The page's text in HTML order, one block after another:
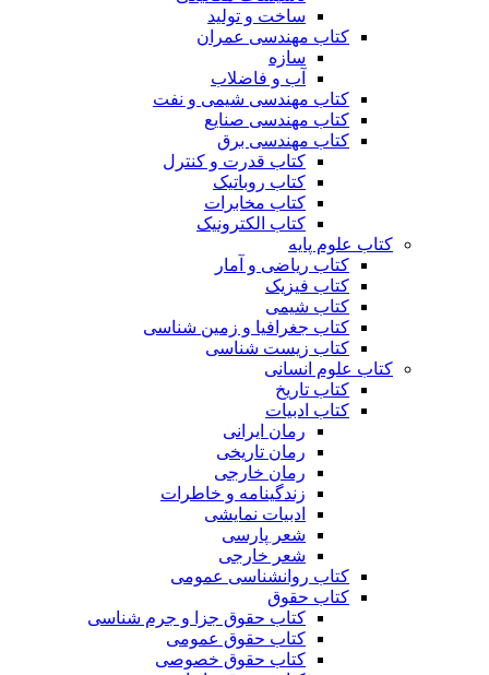
ساخت و تولید
کتاب مهندسی عمران
سازه
آب و فاضلاب
کتاب مهندسی شیمی و نفت
کتاب مهندسی صنایع
کتاب مهندسی برق
کتاب قدرت و کنترل
کتاب روباتیک
کتاب مخابرات
کتاب الکترونیک
کتاب علوم پایه
کتاب ریاضی و آمار
کتاب فیزیک
کتاب شیمی
کتاب جغرافیا و زمین شناسی
کتاب زیست شناسی
کتاب علوم انسانی
کتاب تاریخ
کتاب ادبیات
رمان ایرانی
رمان تاریخی
رمان خارجی
زندگینامه و خاطرات
ادبیات نمایشی
شعر پارسی
شعر خارجی
کتاب روانشناسی عمومی
کتاب حقوق
کتاب حقوق جزا و جرم شناسی
کتاب حقوق عمومی
کتاب حقوق خصوصی